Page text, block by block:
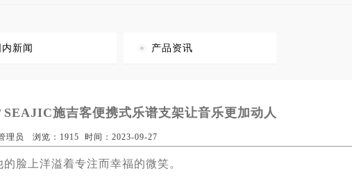
内新闻 产品资讯
施吉客便携式乐谱支架让音乐更加动人
理员 浏览：1915 时间：2023-09-27
的 脸上洋溢着专注而幸福的微笑。